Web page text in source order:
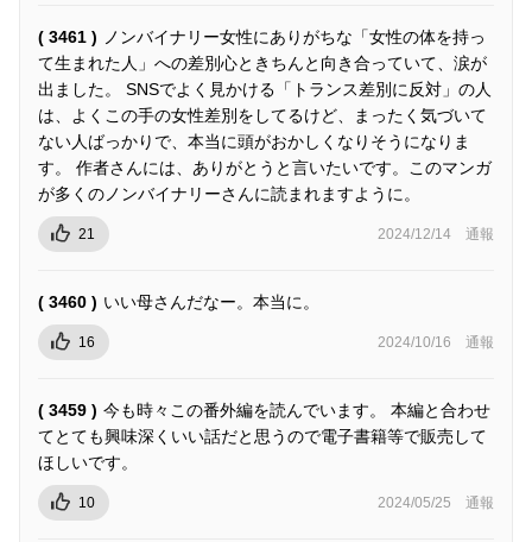
( 3461 )
ノンバイナリー女性にありがちな「女性の体を持っ
て生まれた人」への差別心ときちんと向き合っていて、涙が
出ました。 SNSでよく見かける「トランス差別に反対」の人
は、よくこの手の女性差別をしてるけど、まったく気づいて
ない人ばっかりで、本当に頭がおかしくなりそうになりま
す。 作者さんには、ありがとうと言いたいです。このマンガ
が多くのノンバイナリーさんに読まれますように。
21 2024/12/14 通報
( 3460 ) いい母さんだなー。本当に。
16 2024/10/16 通報
( 3459 ) 今も時々この番外編を読んでいます。 本編と合わせ
てとても興味深くいい話だと思うので電子書籍等で販売して
ほしいです。
10 2024/05/25 通報